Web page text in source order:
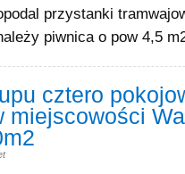
przystanki
piwnica o pow 4,5
cztero
miejscowości